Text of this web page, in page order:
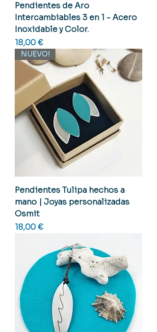
Pendientes de Aro
Intercambiables 3 en 1 - Acero
Inoxidable y Color.
Precio
18,00 €
NUEVO!
Pendientes Tulipa hechos a
mano | Joyas personalizadas
Osmit
Precio
18,00 €